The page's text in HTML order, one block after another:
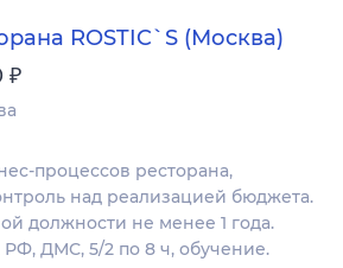
ROSTIC`S (Москва)
₽
процессов ресторана,
над реализацией бюджета.
должности не менее 1 года.
ДМС, 5/2 по 8 ч, обучение.